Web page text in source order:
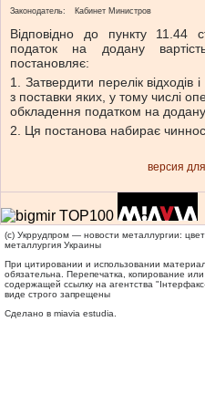
Законодатель: Кабинет Министров
Відповідно до пункту 11.44
податок на додану
постановляє:
1. Затвердити перелік відходів
з поставки яких, у тому числі
обкладення податком на додану
2. Ця постанова набирає
версия
(c) Укррудпром — новости металлургии:
металлургия Украины
При цитировании и использовании
обязательна. Перепечатка, копирование
содержащей ссылку на агентства
виде строго запрещены
Сделано в miavia estudia.